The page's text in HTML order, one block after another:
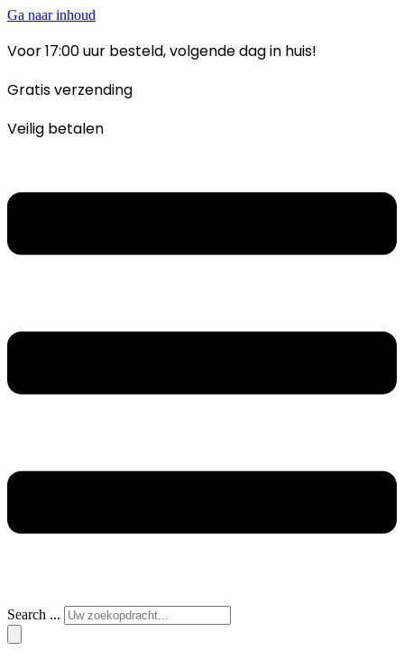
Ga naar inhoud
Voor 17:00 uur besteld, volgende dag in huis!
Gratis verzending
Veilig betalen
Search ...